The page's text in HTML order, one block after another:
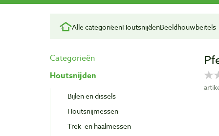
Alle categorieënHoutsnijdenBeeldhouwbeitels
Categorieën
Houtsnijden
Bijlen en dissels
Houtsnijmessen
Trek- en haalmessen